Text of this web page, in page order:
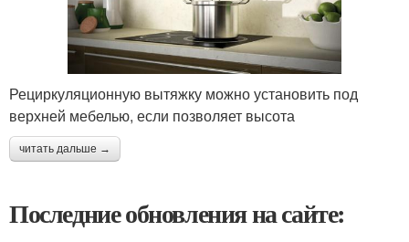
Рециркуляционную вытяжку можно установить под
верхней мебелью, если позволяет высота
читать дальше →
Последние обновления на сайте: